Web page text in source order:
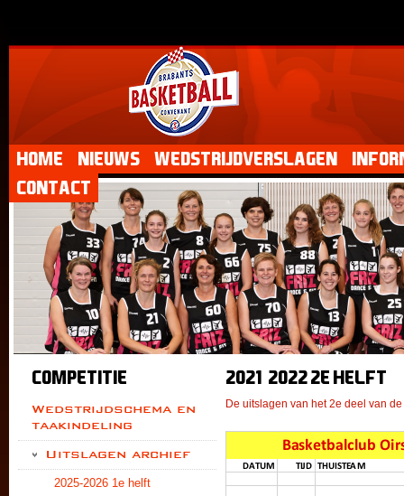
Home Nieuws Wedstrijdverslagen
Contact
Competitie
Wedstrijdschema en
taakindeling
Uitslagen archief
2025-2026 1e helft
2021-2022 2e helft
De uitslagen van het 2e deel van